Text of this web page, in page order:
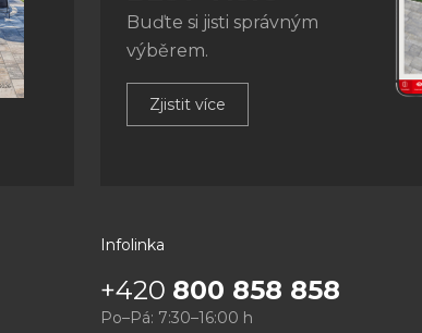
Buďte si jisti správným
výběrem.
Zjistit více
Infolinka
+420 800 858 858
Po–Pá: 7:30–16:00 h